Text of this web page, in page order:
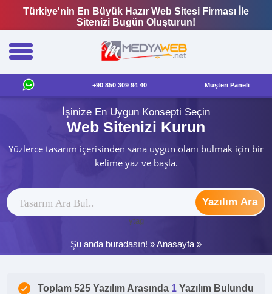
Türkiye'nin En Büyük Hazır Web Sitesi Firması İle
Sitenizi Bugün Oluşturun!
+90 850 309 94 40 Müşteri Paneli
İşinize En Uygun Konsepti Seçin
Web Sitenizi Kurun
Yüzlerce tasarım içerisinden sana uygun olanı bulmak için bir
kelime yaz ve başla.
Yazılım Ara
ytag
Şu anda buradasın! »Anasayfa »
Toplam 525 Yazılım Arasında 1 Yazılım Bulundu